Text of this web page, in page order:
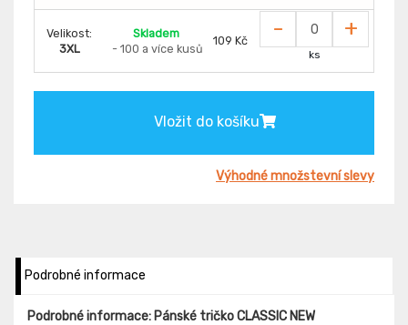
Velikost:
3XL
Skladem
- 100 a více kusů
109 Kč - +
ks
Vložit do košíku
Výhodné množstevní slevy
Podrobné informace
Podrobné informace: Pánské tričko CLASSIC NEW